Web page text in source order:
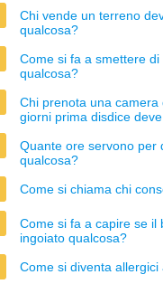
Chi vende un terreno
qualcosa?
Come si fa a smettere di
qualcosa?
Chi prenota una
giorni prima disdice
Quante ore servono per
qualcosa?
Come si chiama chi
Come si fa a capire se il
ingoiato qualcosa?
Come si diventa allergici